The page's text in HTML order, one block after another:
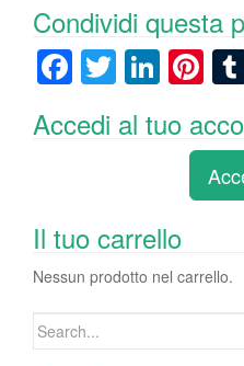
Condividi questa
F
c
o
o
k
T
wi
tt
Li
k
n
Pi
er
e
st
Accedi al tuo
Il tuo carrello
Nessun prodotto nel carrello.
Search